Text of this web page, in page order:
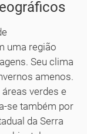
uma região
Seu clima
amenos.
verdes e
se também por
da Serra